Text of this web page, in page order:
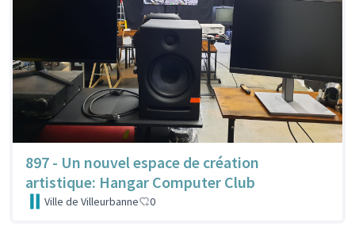
897 - Un nouvel espace de création
artistique: Hangar Computer Club
Ville de Villeurbanne 0